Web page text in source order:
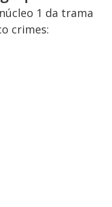
1 da trama
crimes: